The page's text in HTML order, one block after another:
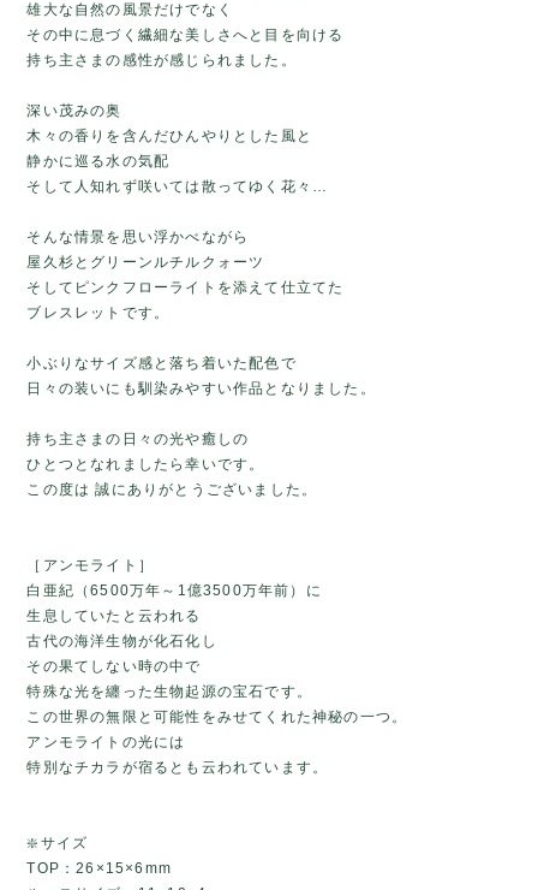
雄大な自然の風景だけでなく
その中に息づく繊細な美しさへと目を向ける
持ち主さまの感性が感じられました。
深い茂みの奥
木々の香りを含んだひんやりとした風と
静かに巡る水の気配
そして人知れず咲いては散ってゆく花々…
そんな情景を思い浮かべながら
屋久杉とグリーンルチルクォーツ
そしてピンクフローライトを添えて仕立てた
ブレスレットです。
小ぶりなサイズ感と落ち着いた配色で
日々の装いにも馴染みやすい作品となりました。
持ち主さまの日々の光や癒しの
ひとつとなれましたら幸いです。
この度は 誠にありがとうございました。
［アンモライト］
白亜紀（6500万年～1億3500万年前）に
生息していたと云われる
古代の海洋生物が化石化し
その果てしない時の中で
特殊な光を纏った生物起源の宝石です。
この世界の無限と可能性をみせてくれた神秘の一つ。
アンモライトの光には
特別なチカラが宿るとも云われています。
❇️サイズ
TOP：26×15×6mm